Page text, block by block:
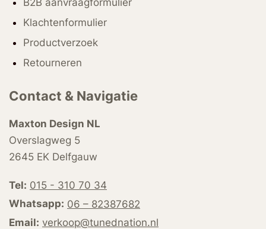
Klachtenformulier
Productverzoek
Retourneren
Contact & Navigatie
Maxton Design NL
Overslagweg 5
2645 EK Delfgauw
Tel: 015 - 310 70 34
Whatsapp: 06 – 82387682
Email: verkoop@tunednation.nl